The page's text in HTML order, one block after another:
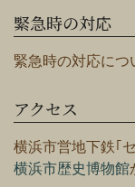
緊急時の対応
緊急時の対応につ
アクセス
横浜市営地下鉄｢
横浜市歴史博物館